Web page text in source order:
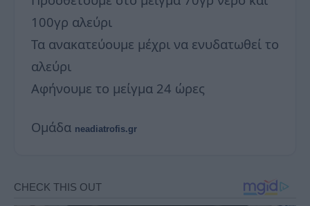
100γρ αλεύρι
Τα ανακατεύουμε μέχρι να ενυδατωθεί το
αλεύρι
Αφήνουμε το μείγμα 24 ώρες
Ομάδα neadiatrofis.gr